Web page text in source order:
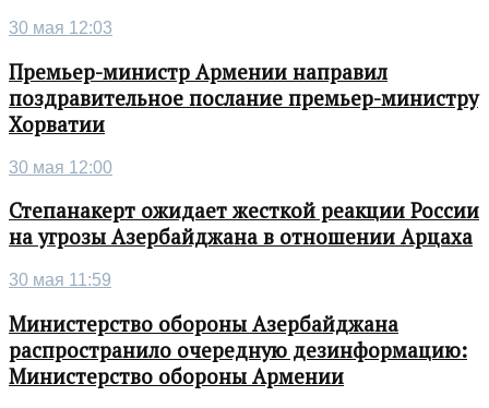
30 мая 12:03
Премьер-министр Армении направил
поздравительное послание премьер-министру
Хорватии
30 мая 12:00
Степанакерт ожидает жесткой реакции России
на угрозы Азербайджана в отношении Арцаха
30 мая 11:59
Министерство обороны Азербайджана
распространило очередную дезинформацию:
Министерство обороны Армении